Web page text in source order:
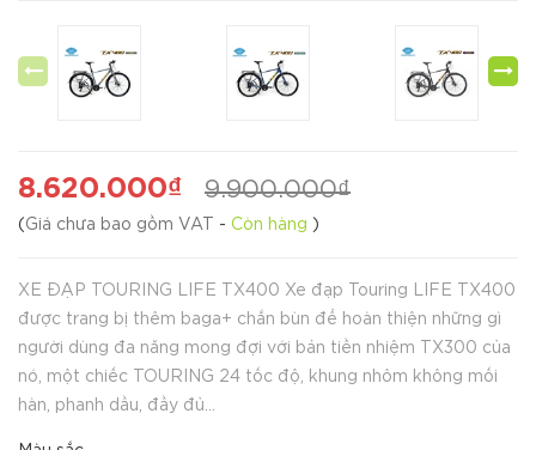
8.620.000₫ 9.900.000₫
( Giá chưa bao gồm VAT - Còn hàng )
XE ĐẠP TOURING LIFE TX400 Xe đạp Touring LIFE TX400
được trang bị thêm baga+ chắn bùn để hoàn thiện những gì
người dùng đa năng mong đợi với bản tiền nhiệm TX300 của
nó, một chiếc TOURING 24 tốc độ, khung nhôm không mối
hàn, phanh dầu, đầy đủ...